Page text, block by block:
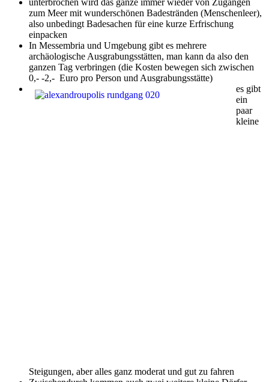
unterbrochen wird das ganze immer wieder von Zugängen
zum Meer mit wunderschönen Badestränden (Menschenleer),
also unbedingt Badesachen für eine kurze Erfrischung
einpacken
In Messembria und Umgebung gibt es mehrere
archäologische Ausgrabungsstätten, man kann da also den
ganzen Tag verbringen (die Kosten bewegen sich zwischen
0,- -2,- Euro pro Person und Ausgrabungsstätte)
es gibt
ein
paar
kleine
Steigungen, aber alles ganz moderat und gut zu fahren